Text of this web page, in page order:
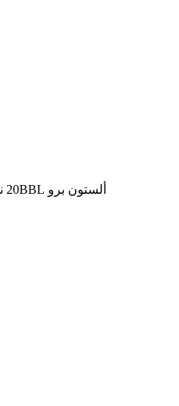
ألستون برو 20BBL نظام التخمير التلقائي